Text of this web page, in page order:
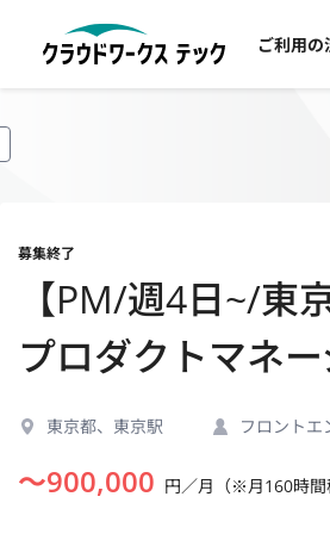
ご利用の
募集終了
【PM/週4日~/東
プロダクトマネ
東京都、東京駅 フロントエ
〜900,000 円／月（※月160時間